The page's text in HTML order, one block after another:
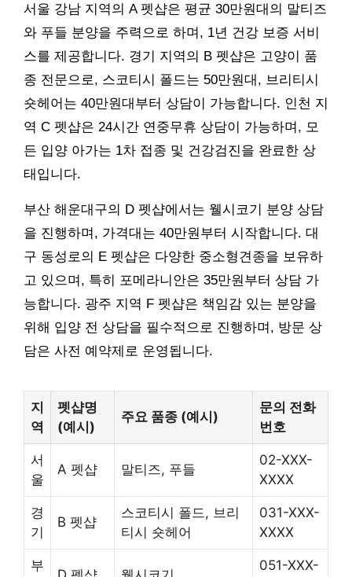
서울 강남 지역의 A 펫샵은 평균 30만원대의 말티즈
와 푸들 분양을 주력으로 하며, 1년 건강 보증 서비
스를 제공합니다. 경기 지역의 B 펫샵은 고양이 품
종 전문으로, 스코티시 폴드는 50만원대, 브리티시
숏헤어는 40만원대부터 상담이 가능합니다. 인천 지
역 C 펫샵은 24시간 연중무휴 상담이 가능하며, 모
든 입양 아가는 1차 접종 및 건강검진을 완료한 상
태입니다.
부산 해운대구의 D 펫샵에서는 웰시코기 분양 상담
을 진행하며, 가격대는 40만원부터 시작합니다. 대
구 동성로의 E 펫샵은 다양한 중소형견종을 보유하
고 있으며, 특히 포메라니안은 35만원부터 상담 가
능합니다. 광주 지역 F 펫샵은 책임감 있는 분양을
위해 입양 전 상담을 필수적으로 진행하며, 방문 상
담은 사전 예약제로 운영됩니다.
지
역
펫샵명
(예시)
주요 품종 (예시)
문의 전화
번호
서
울
A 펫샵 말티즈, 푸들
02-XXX-
XXXX
경
기
B 펫샵
스코티시 폴드, 브리
티시 숏헤어
031-XXX-
XXXX
부
051-XXX-